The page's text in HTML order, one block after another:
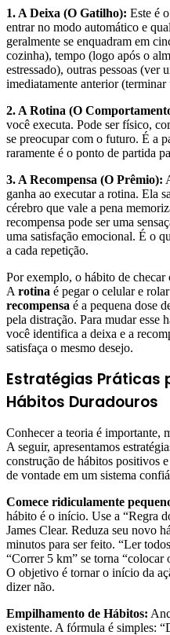
1. A Deixa (O Gatilho): Este é
entrar no modo automático e
geralmente se enquadram em
cozinha), tempo (logo após o
estressado), outras pessoas (ver
imediatamente anterior (terminar
2. A Rotina (O
você executa. Pode ser físico,
se preocupar com o futuro. É a
raramente é o ponto de partida
3. A Recompensa (O Prêmio):
ganha ao executar a rotina. Ela
cérebro que vale a pena
recompensa pode ser uma
uma satisfação emocional. É o
a cada repetição.
Por exemplo, o hábito de checar
A rotina é pegar o celular e
recompensa é a pequena dose
pela distração. Para mudar esse
você identifica a deixa e a
satisfaça o mesmo desejo.
Estratégias Práticas
Hábitos Duradouros
Conhecer a teoria é importante,
A seguir, apresentamos
construção de hábitos positivos
de vontade em um sistema
Comece ridiculamente
hábito é o início. Use a “Regra
James Clear. Reduza seu novo
minutos para ser feito. “Ler
“Correr 5 km” se torna “colocar
O objetivo é tornar o início da
dizer não.
Empilhamento de Hábitos:
existente. A fórmula é simples: